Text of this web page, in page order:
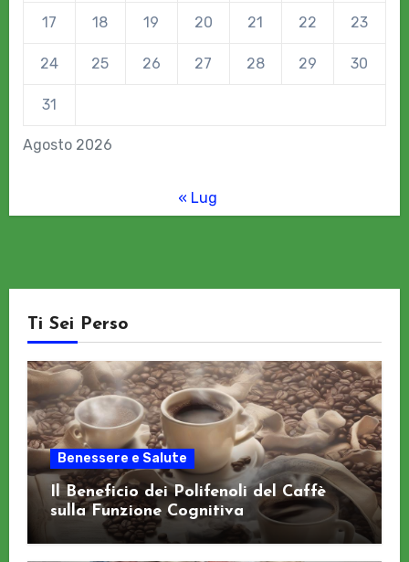
Agosto 2026
17 18 19 20 21 22 23
24 25 26 27 28 29 30
31
« Lug
Ti Sei Perso
Benessere e Salute
Il Beneficio dei Polifenoli del Caffè
sulla Funzione Cognitiva